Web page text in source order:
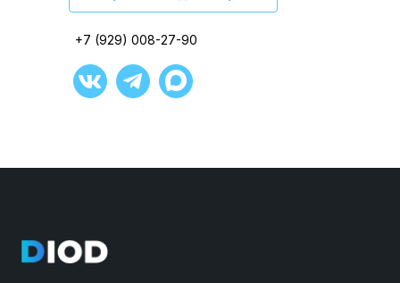
+7 (929) 008-27-90
+7 (929) 008-27-90
+7 (929) 008-27-90
+7 (929) 008-27-90
+7 (929) 008-27-90